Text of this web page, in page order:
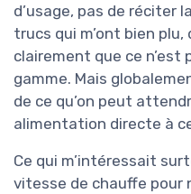
d’usage, pas de réciter
trucs qui m’ont bien plu,
clairement que ce n’est
gamme. Mais
de ce qu’on peut
alimentation directe à
Ce qui m’intéressait
vitesse de chauffe pour